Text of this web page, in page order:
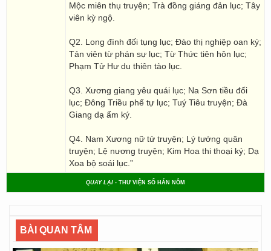
Mộc miên thụ truyện; Trà đồng giáng đản lục; Tây
viên kỳ ngộ.
Q2. Long đình đối tụng lục; Đào thị nghiệp oan ký;
Tản viên từ phán sự lục; Từ Thức tiên hôn lục;
Phạm Tử Hư du thiên tào lục.
Q3. Xương giang yêu quái lục; Na Sơn tiều đối
lục; Đông Triều phế tự lục; Tuý Tiêu truyện; Đà
Giang dạ ẩm ký.
Q4. Nam Xương nữ tử truyện; Lý tướng quân
truyện; Lệ nương truyện; Kim Hoa thi thoại ký; Dạ
Xoa bộ soái lục.”
QUAY LẠI - THƯ VIỆN SỐ HÁN NÔM
BÀI QUAN TÂM